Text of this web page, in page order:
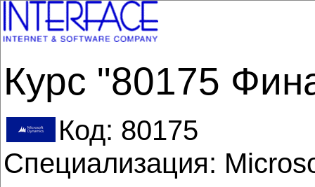
Курс "80175
Код: 80175
Специализация: